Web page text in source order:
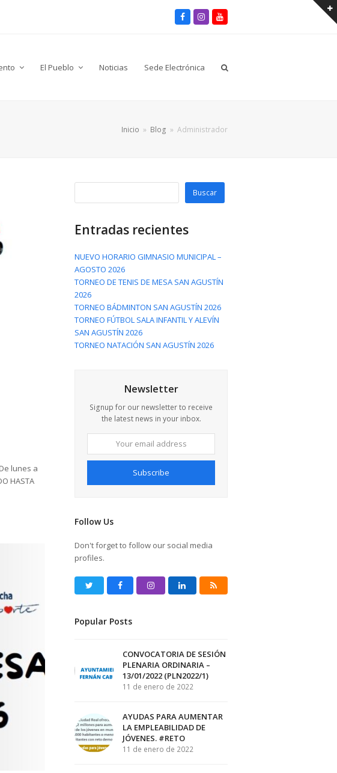
Facebook
Instagram
Youtube
El Pueblo Noticias Sede Electrónica
Inicio » Blog » Administrador
lunes a
HASTA
Buscar
Entradas recientes
NUEVO HORARIO GIMNASIO MUNICIPAL –
AGOSTO 2026
TORNEO DE TENIS DE MESA SAN AGUSTÍN
2026
TORNEO BÁDMINTON SAN AGUSTÍN 2026
TORNEO FÚTBOL SALA INFANTIL Y ALEVÍN
SAN AGUSTÍN 2026
TORNEO NATACIÓN SAN AGUSTÍN 2026
Newsletter
Signup for our newsletter to receive
the latest news in your inbox.
email
address
Subscribe
Follow Us
Don't forget to follow our social media
profiles.
TwitterFacebookInstagramLinkedInRSS
Popular Posts
CONVOCATORIA DE SESIÓN
PLENARIA ORDINARIA –
13/01/2022 (PLN2022/1)
11 de enero de 2022
AYUDAS PARA AUMENTAR
LA EMPLEABILIDAD DE
JÓVENES. #RETO
11 de enero de 2022